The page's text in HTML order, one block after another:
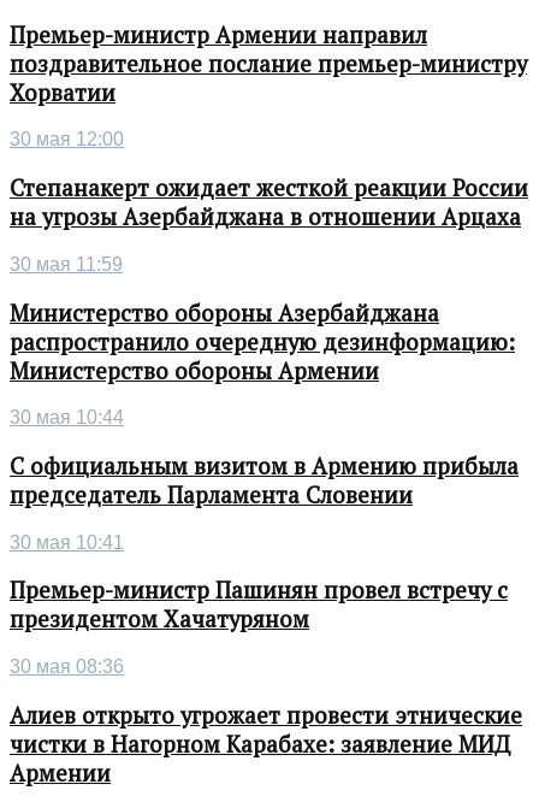
Премьер-министр Армении направил
поздравительное послание премьер-министру
Хорватии
30 мая 12:00
Степанакерт ожидает жесткой реакции России
на угрозы Азербайджана в отношении Арцаха
30 мая 11:59
Министерство обороны Азербайджана
распространило очередную дезинформацию:
Министерство обороны Армении
30 мая 10:44
С официальным визитом в Армению прибыла
председатель Парламента Словении
30 мая 10:41
Премьер-министр Пашинян провел встречу с
президентом Хачатуряном
30 мая 08:36
Алиев открыто угрожает провести этнические
чистки в Нагорном Карабахе: заявление МИД
Армении